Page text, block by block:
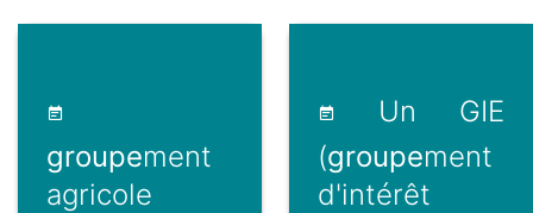
groupement
agricole
Un GIE
(groupement
d'intérêt